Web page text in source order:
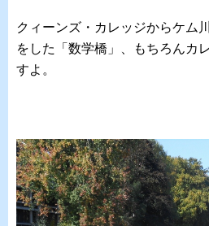
クィーンズ・カレッジからケム
をした「数学橋」、もちろんカ
すよ。